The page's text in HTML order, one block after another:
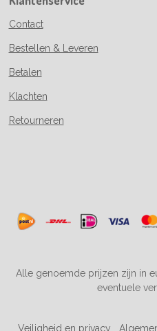
Contact
Bestellen & Leveren
Betalen
Klachten
Retourneren
Alle genoemde prijzen zijn in
eventuele
Veiligheid en privacy